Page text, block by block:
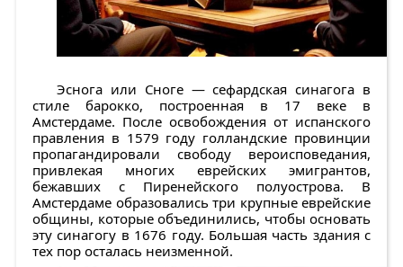
Эснога или Сноге — сефардская синагога в
стиле барокко, построенная в 17 веке в
Амстердаме. После освобождения от испанского
правления в 1579 году голландские провинции
пропагандировали свободу вероисповедания,
привлекая многих еврейских эмигрантов,
бежавших с Пиренейского полуострова. В
Амстердаме образовались три крупные еврейские
общины, которые объединились, чтобы основать
эту синагогу в 1676 году. Большая часть здания с
тех пор осталась неизменной.